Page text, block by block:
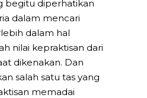
begitu diperhatikan
dalam mencari
dalam hal
nilai kepraktisan dari
dikenakan. Dan
salah satu tas yang
memadai